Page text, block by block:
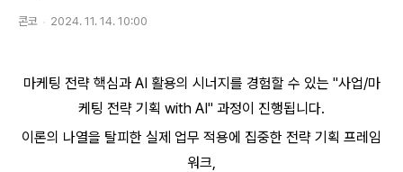
콘코 2024. 11. 14. 10:00
마케팅 전략 핵심과AI 활용의 시너지를 경험할 수 있는 "사업/마
케팅 전략 기획 with AI" 과정이 진행됩니다.
이론의 나열을 탈피한 실제 업무 적용에 집중한 전략 기획 프레임
워크,